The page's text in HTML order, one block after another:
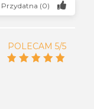
Przydatna (0)
POLECAM 5/5